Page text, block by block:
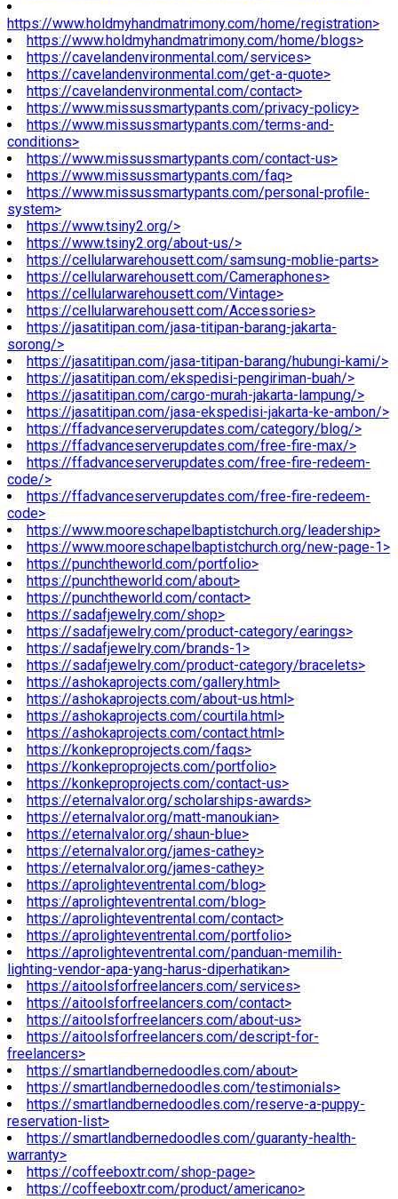
https://www.holdmyhandmatrimony.com/home/registration>
https://www.holdmyhandmatrimony.com/home/blogs>
https://cavelandenvironmental.com/services>
https://cavelandenvironmental.com/get-a-quote>
https://cavelandenvironmental.com/contact>
https://www.missussmartypants.com/privacy-policy>
https://www.missussmartypants.com/terms-and-
conditions>
https://www.missussmartypants.com/contact-us>
https://www.missussmartypants.com/faq>
https://www.missussmartypants.com/personal-profile-
system>
https://www.tsiny2.org/>
https://www.tsiny2.org/about-us/>
https://cellularwarehousett.com/samsung-moblie-parts>
https://cellularwarehousett.com/Cameraphones>
https://cellularwarehousett.com/Vintage>
https://cellularwarehousett.com/Accessories>
https://jasatitipan.com/jasa-titipan-barang-jakarta-
sorong/>
https://jasatitipan.com/jasa-titipan-barang/hubungi-kami/>
https://jasatitipan.com/ekspedisi-pengiriman-buah/>
https://jasatitipan.com/cargo-murah-jakarta-lampung/>
https://jasatitipan.com/jasa-ekspedisi-jakarta-ke-ambon/>
https://ffadvanceserverupdates.com/category/blog/>
https://ffadvanceserverupdates.com/free-fire-max/>
https://ffadvanceserverupdates.com/free-fire-redeem-
code/>
https://ffadvanceserverupdates.com/free-fire-redeem-
code>
https://www.mooreschapelbaptistchurch.org/leadership>
https://www.mooreschapelbaptistchurch.org/new-page-1>
https://punchtheworld.com/portfolio>
https://punchtheworld.com/about>
https://punchtheworld.com/contact>
https://sadafjewelry.com/shop>
https://sadafjewelry.com/product-category/earings>
https://sadafjewelry.com/brands-1>
https://sadafjewelry.com/product-category/bracelets>
https://ashokaprojects.com/gallery.html>
https://ashokaprojects.com/about-us.html>
https://ashokaprojects.com/courtila.html>
https://ashokaprojects.com/contact.html>
https://konkeproprojects.com/faqs>
https://konkeproprojects.com/portfolio>
https://konkeproprojects.com/contact-us>
https://eternalvalor.org/scholarships-awards>
https://eternalvalor.org/matt-manoukian>
https://eternalvalor.org/shaun-blue>
https://eternalvalor.org/james-cathey>
https://eternalvalor.org/james-cathey>
https://aprolighteventrental.com/blog>
https://aprolighteventrental.com/blog>
https://aprolighteventrental.com/contact>
https://aprolighteventrental.com/portfolio>
https://aprolighteventrental.com/panduan-memilih-
lighting-vendor-apa-yang-harus-diperhatikan>
https://aitoolsforfreelancers.com/services>
https://aitoolsforfreelancers.com/contact>
https://aitoolsforfreelancers.com/about-us>
https://aitoolsforfreelancers.com/descript-for-
freelancers>
https://smartlandbernedoodles.com/about>
https://smartlandbernedoodles.com/testimonials>
https://smartlandbernedoodles.com/reserve-a-puppy-
reservation-list>
https://smartlandbernedoodles.com/guaranty-health-
warranty>
https://coffeeboxtr.com/shop-page>
https://coffeeboxtr.com/product/americano>